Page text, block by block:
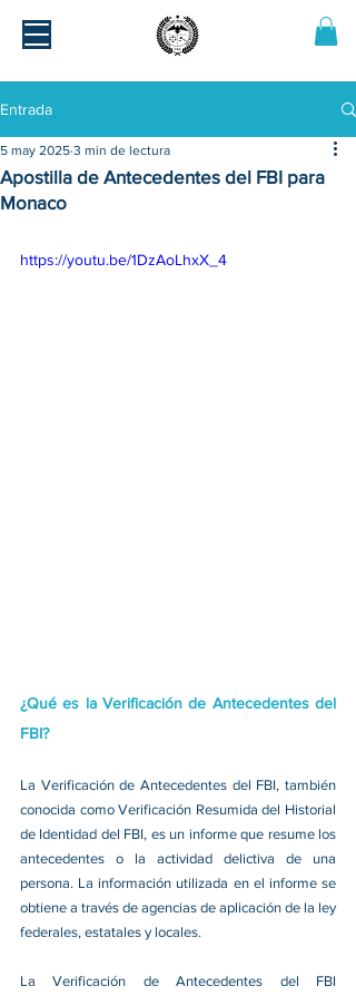
Entrada
Apostilla de Antecedentes del FBI para
Monaco
5 may 2025 3 min de lectura
https://youtu.be/1DzAoLhxX_4
¿Qué es la Verificación de Antecedentes del
FBI?
La Verificación de Antecedentes del FBI, también
conocida como Verificación Resumida del Historial
de Identidad del FBI, es un informe que resume los
antecedentes o la actividad delictiva de una
persona. La información utilizada en el informe se
obtiene a través de agencias de aplicación de la ley
federales, estatales y locales.
La Verificación de Antecedentes del FBI